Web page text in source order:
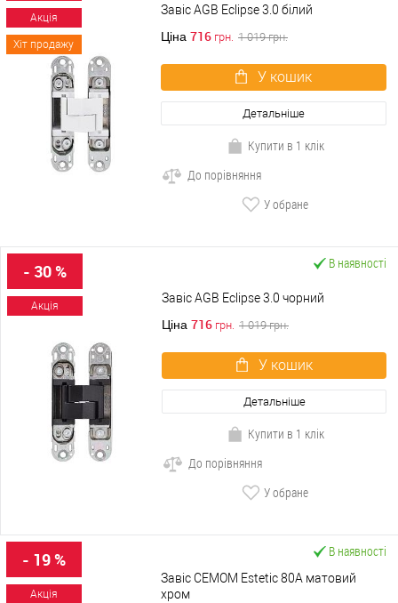
Акція
Хіт продажу
Завіс AGB Eclipse 3.0 білий
Ціна 716 грн. 1 019грн.
У кошик
Детальніше
Купити в 1 клік
До порівняння
У обране
- 30 %
Акція
В наявності
Завіс AGB Eclipse 3.0 чорний
Ціна 716 грн. 1 019грн.
У кошик
Детальніше
Купити в 1 клік
До порівняння
У обране
- 19 %
Акція
В наявності
Завіс CEMOM Estetic 80A матовий
хром